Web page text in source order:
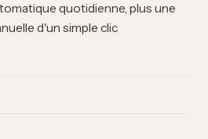
quotidienne, plus une
d'un simple clic